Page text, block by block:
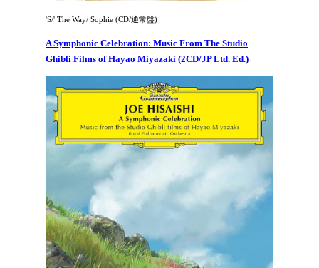
'S/' The Way/ Sophie (CD/通常盤)
A Symphonic Celebration: Music From The Studio
Ghibli Films of Hayao Miyazaki (2CD/JP Ltd. Ed.)